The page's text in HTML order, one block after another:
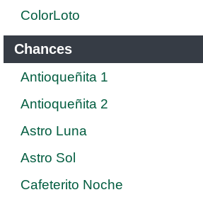
ColorLoto
Chances
Antioqueñita 1
Antioqueñita 2
Astro Luna
Astro Sol
Cafeterito Noche